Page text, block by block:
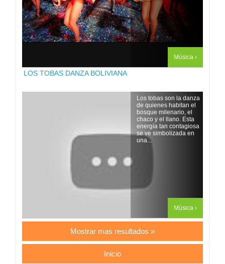
Música ›
LOS TOBAS DANZA BOLIVIANA
Los tobas son la danza
de quienes habitan el
bosque milenario, el
chaco y el llano. Esta
energía tan contagiosa
se ve simbolizada en
una...
Música ›
Mostrar mas resultados »
Inicio